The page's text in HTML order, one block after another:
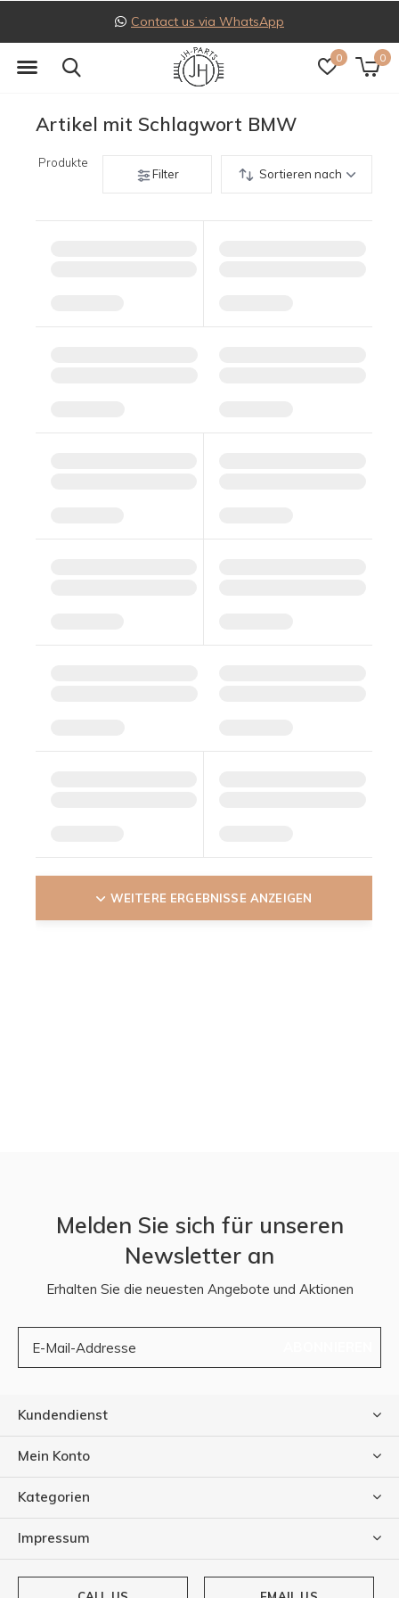
0 0
Contact us via WhatsApp
Artikel mit Schlagwort BMW
Produkte
Filter
Sortieren nach
WEITERE ERGEBNISSE ANZEIGEN
Melden Sie sich für unseren
Newsletter an
Erhalten Sie die neuesten Angebote und Aktionen
Kundendienst
Mein Konto
Kategorien
Impressum